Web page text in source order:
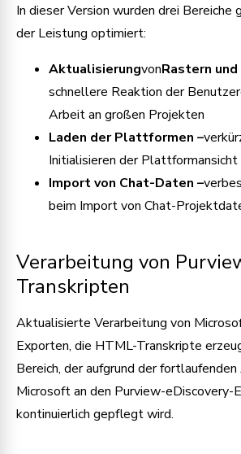
In dieser Version wurden drei Bereiche
der Leistung optimiert:
AktualisierungvonRastern
schnellere Reaktion der
Arbeit an großen Projekten
Laden der Plattformen –
Initialisieren der Plattformansicht
Import von Chat-Daten –
beim Import von Chat-
Verarbeitung von
Transkripten
Aktualisierte Verarbeitung von
Exporten, die HTML-Transkripte
Bereich, der aufgrund der
Microsoft an den Purview-eDiscovery-
kontinuierlich gepflegt wird.